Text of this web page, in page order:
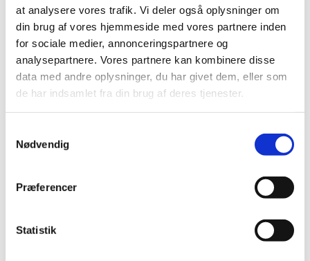
at analysere vores trafik. Vi deler også oplysninger om
din brug af vores hjemmeside med vores partnere inden
for sociale medier, annonceringspartnere og
analysepartnere. Vores partnere kan kombinere disse
data med andre oplysninger, du har givet dem, eller som
de har indsamlet fra din brug af deres tjenester.
Nødvendig
Præferencer
Statistik
tilskud
|3. november 2016|
Lægemiddelstyrelsen har besluttet, at Symbicort
inhalationsspray skal have generelt tilskud. Symbicort…
Alle (2506)
2024 (224)
2022 (197)